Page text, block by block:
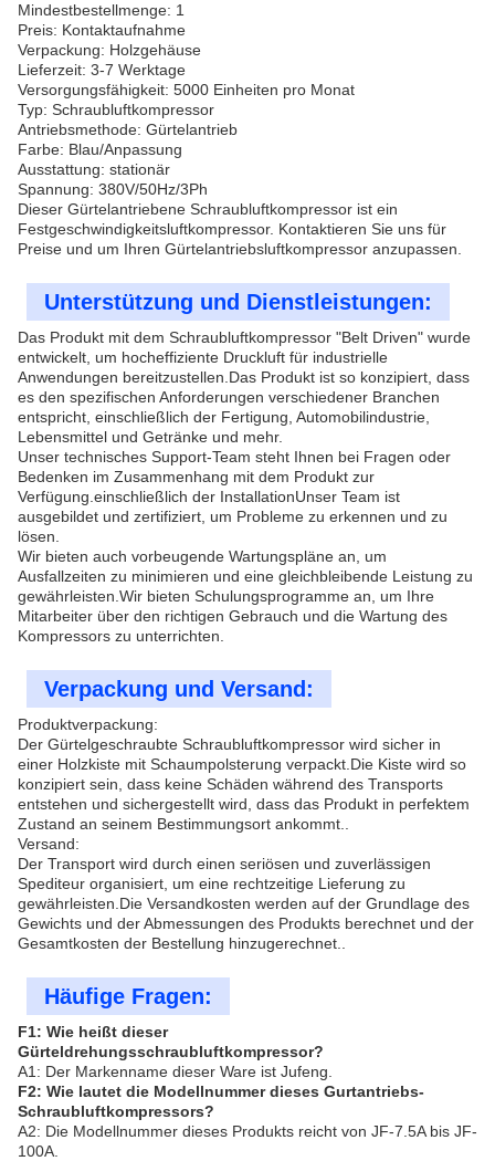
Mindestbestellmenge: 1
Preis: Kontaktaufnahme
Verpackung: Holzgehäuse
Lieferzeit: 3-7 Werktage
Versorgungsfähigkeit: 5000 Einheiten pro Monat
Typ: Schraubluftkompressor
Antriebsmethode: Gürtelantrieb
Farbe: Blau/Anpassung
Ausstattung: stationär
Spannung: 380V/50Hz/3Ph
Dieser Gürtelantriebene Schraubluftkompressor ist ein
Festgeschwindigkeitsluftkompressor. Kontaktieren Sie uns für
Preise und um Ihren Gürtelantriebsluftkompressor anzupassen.
Unterstützung und Dienstleistungen:
Das Produkt mit dem Schraubluftkompressor "Belt Driven" wurde
entwickelt, um hocheffiziente Druckluft für industrielle
Anwendungen bereitzustellen.Das Produkt ist so konzipiert, dass
es den spezifischen Anforderungen verschiedener Branchen
entspricht, einschließlich der Fertigung, Automobilindustrie,
Lebensmittel und Getränke und mehr.
Unser technisches Support-Team steht Ihnen bei Fragen oder
Bedenken im Zusammenhang mit dem Produkt zur
Verfügung.einschließlich der InstallationUnser Team ist
ausgebildet und zertifiziert, um Probleme zu erkennen und zu
lösen.
Wir bieten auch vorbeugende Wartungspläne an, um
Ausfallzeiten zu minimieren und eine gleichbleibende Leistung zu
gewährleisten.Wir bieten Schulungsprogramme an, um Ihre
Mitarbeiter über den richtigen Gebrauch und die Wartung des
Kompressors zu unterrichten.
Verpackung und Versand:
Produktverpackung:
Der Gürtelgeschraubte Schraubluftkompressor wird sicher in
einer Holzkiste mit Schaumpolsterung verpackt.Die Kiste wird so
konzipiert sein, dass keine Schäden während des Transports
entstehen und sichergestellt wird, dass das Produkt in perfektem
Zustand an seinem Bestimmungsort ankommt..
Versand:
Der Transport wird durch einen seriösen und zuverlässigen
Spediteur organisiert, um eine rechtzeitige Lieferung zu
gewährleisten.Die Versandkosten werden auf der Grundlage des
Gewichts und der Abmessungen des Produkts berechnet und der
Gesamtkosten der Bestellung hinzugerechnet..
Häufige Fragen:
F1: Wie heißt dieser
Gürteldrehungsschraubluftkompressor?
A1: Der Markenname dieser Ware ist Jufeng.
F2: Wie lautet die Modellnummer dieses Gurtantriebs-
Schraubluftkompressors?
A2: Die Modellnummer dieses Produkts reicht von JF-7.5A bis JF-
100A.